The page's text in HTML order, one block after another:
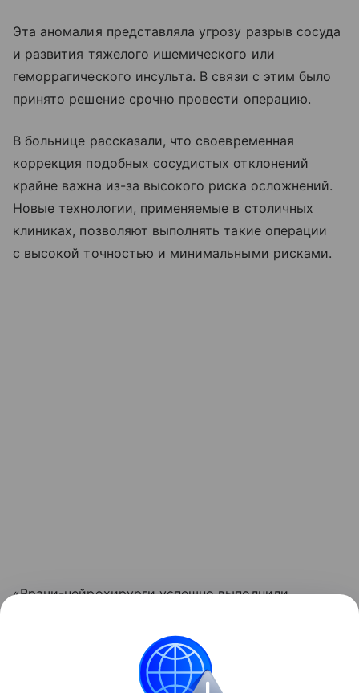
Эта аномалия представляла угрозу разрыв сосуда
и развития тяжелого ишемического или
геморрагического инсульта. В связи с этим было
принято решение срочно провести операцию.
В больнице рассказали, что своевременная
коррекция подобных сосудистых отклонений
крайне важна из-за высокого риска осложнений.
Новые технологии, применяемые в столичных
клиниках, позволяют выполнять такие операции
с высокой точностью и минимальными рисками.
«Врачи-нейрохирурги успешно выполнили
и современному оборудованию пациентка уже
идет на поправку», — добавили в Депздраве.